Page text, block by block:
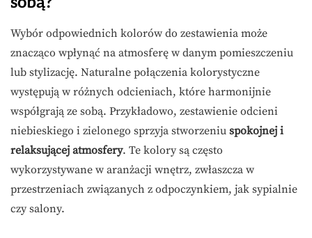
Wybór odpowiednich kolorów do zestawienia może
znacząco wpłynąć na atmosferę w danym pomieszczeniu
lub stylizację. Naturalne połączenia kolorystyczne
występują w różnych odcieniach, które harmonijnie
współgrają ze sobą. Przykładowo, zestawienie odcieni
niebieskiego i zielonego sprzyja stworzeniu spokojnej i
relaksującej atmosfery. Te kolory są często
wykorzystywane w aranżacji wnętrz, zwłaszcza w
przestrzeniach związanych z odpoczynkiem, jak sypialnie
czy salony.